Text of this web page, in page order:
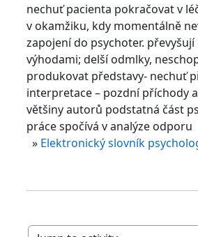
nechuť pacienta pokračovat v
v okamžiku, kdy momentálně
zapojení do psychoter. převyšují
výhodami; delší odmlky,
produkovat představy- nechuť
interpretace – pozdní příchody
většiny autorů podstatná část
práce spočívá v analýze odporu
» Elektronický slovník